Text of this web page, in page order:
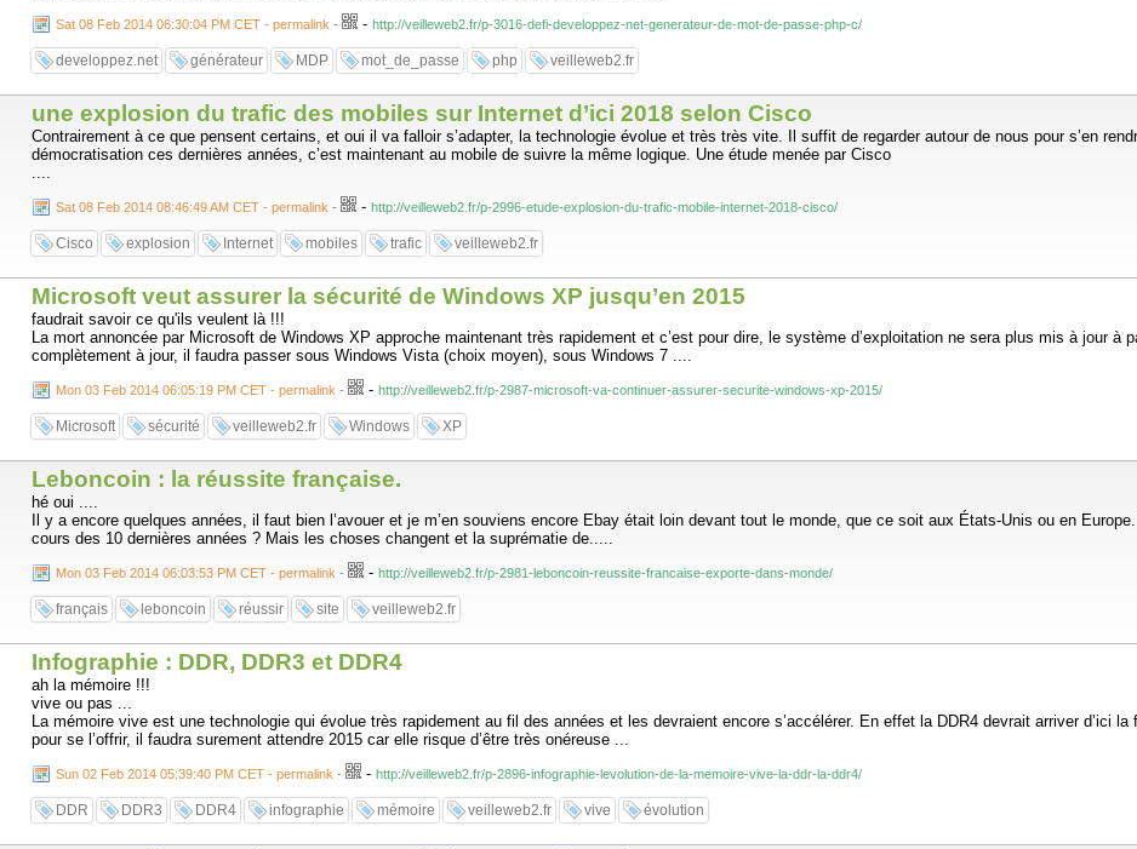
Sat 08 Feb 2014 06:30:04 PM CET - permalink - - http://veilleweb2.fr/p-3016-defi-developpez-net-generateur-de-mot-de-passe-php-c/
developpez.net générateur MDP mot_de_passe php veilleweb2.fr
une explosion du trafic des mobiles sur Internet d’ici 2018 selon Cisco
Contrairement à ce que pensent certains, et oui il va falloir s’adapter, la technologie évolue et très très vite. Il suffit de regarder autour de nous pour s’en
démocratisation ces dernières années, c’est maintenant au mobile de suivre la même logique. Une étude menée par Cisco
....
Sat 08 Feb 2014 08:46:49 AM CET - permalink - - http://veilleweb2.fr/p-2996-etude-explosion-du-trafic-mobile-internet-2018-cisco/
Cisco explosion Internet mobiles trafic veilleweb2.fr
Microsoft veut assurer la sécurité de Windows XP jusqu’en 2015
faudrait savoir ce qu'ils veulent là !!!
La mort annoncée par Microsoft de Windows XP approche maintenant très rapidement et c’est pour dire, le système d’exploitation ne sera plus mis à jour
complètement à jour, il faudra passer sous Windows Vista (choix moyen), sous Windows 7 ....
Mon 03 Feb 2014 06:05:19 PM CET - permalink - - http://veilleweb2.fr/p-2987-microsoft-va-continuer-assurer-securite-windows-xp-2015/
Microsoft sécurité veilleweb2.fr Windows XP
Leboncoin : la réussite française.
hé oui ....
Il y a encore quelques années, il faut bien l’avouer et je m’en souviens encore Ebay était loin devant tout le monde, que ce soit aux États-Unis ou en
cours des 10 dernières années ? Mais les choses changent et la suprématie de.....
Mon 03 Feb 2014 06:03:53 PM CET - permalink - - http://veilleweb2.fr/p-2981-leboncoin-reussite-francaise-exporte-dans-monde/
français leboncoin réussir site veilleweb2.fr
Infographie : DDR, DDR3 et DDR4
ah la mémoire !!!
vive ou pas ...
La mémoire vive est une technologie qui évolue très rapidement au fil des années et les devraient encore s’accélérer. En effet la DDR4 devrait arriver d’ici
pour se l’offrir, il faudra surement attendre 2015 car elle risque d’être très onéreuse ...
Sun 02 Feb 2014 05:39:40 PM CET - permalink - - http://veilleweb2.fr/p-2896-infographie-levolution-de-la-memoire-vive-la-ddr-la-ddr4/
DDR DDR3 DDR4 infographie mémoire veilleweb2.fr vive évolution